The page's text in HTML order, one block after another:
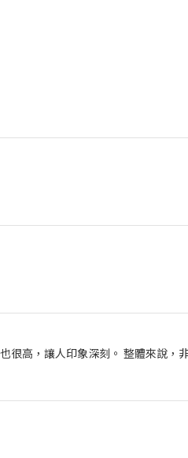
高，讓人印象深刻。 整體來說，